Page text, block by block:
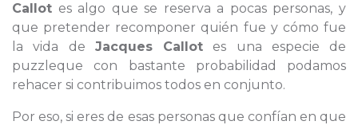
Callot es algo que se reserva a pocas personas, y
que pretender recomponer quién fue y cómo fue
la vida de Jacques Callot es una especie de
puzzleque con bastante probabilidad podamos
rehacer si contribuimos todos en conjunto.
Por eso, si eres de esas personas que confían en que